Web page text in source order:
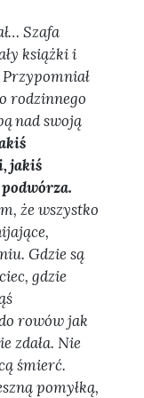
Szafa
książki i
Przypomniał
rodzinnego
nad swoją
jakiś
że wszystko
Gdzie są
gdzie
rowów jak
zdała. Nie
śmierć.
pomyłką,